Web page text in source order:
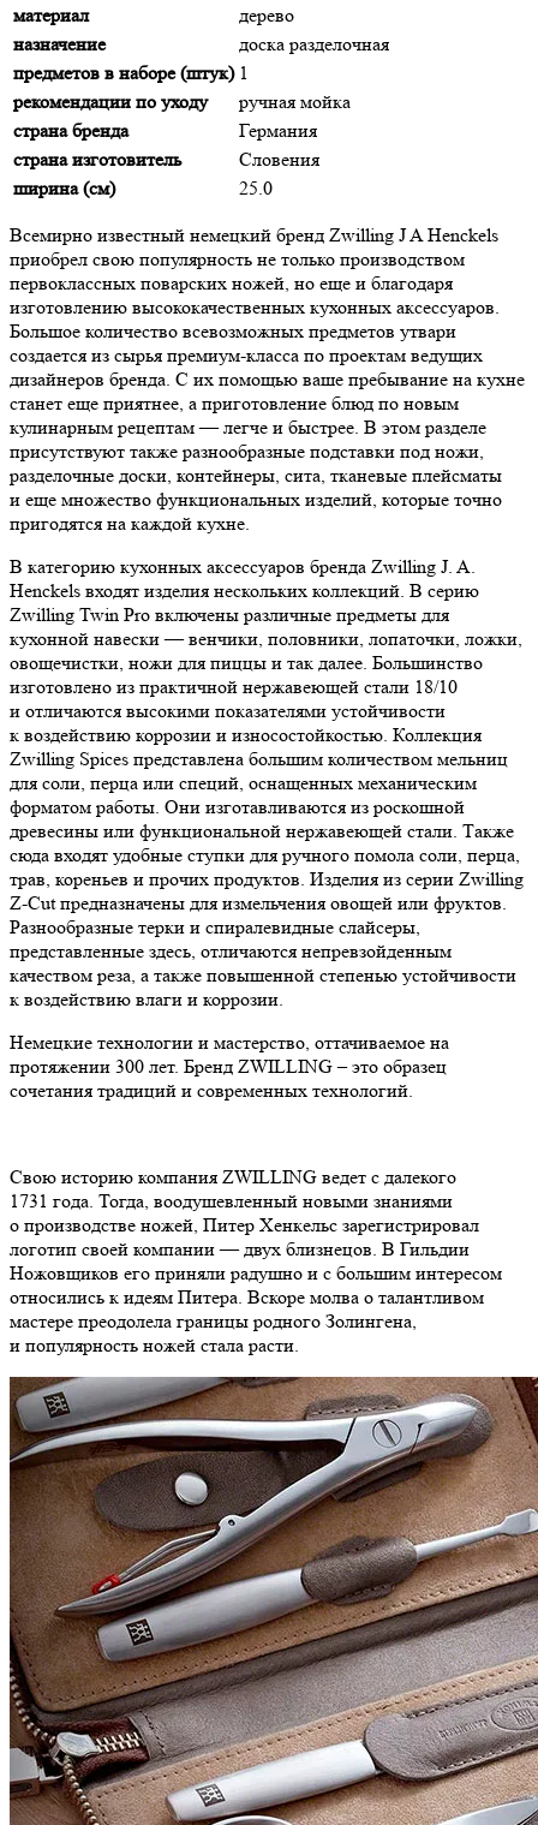
материал
дерево
назначение
доска разделочная
предметов в наборе (штук) 1
рекомендации по уходу
ручная мойка
страна бренда
Германия
страна изготовитель
Словения
ширина (см)
25.0
Всемирно известный немецкий бренд Zwilling J A Henckels
приобрел свою популярность не только производством
первоклассных поварских ножей, но еще и благодаря
изготовлению высококачественных кухонных аксессуаров.
Большое количество всевозможных предметов утвари
создается из сырья премиум-класса по проектам ведущих
дизайнеров бренда. С их помощью ваше пребывание на кухне
станет еще приятнее, а приготовление блюд по новым
кулинарным рецептам — легче и быстрее. В этом разделе
присутствуют также разнообразные подставки под ножи,
разделочные доски, контейнеры, сита, тканевые плейсматы
и еще множество функциональных изделий, которые точно
пригодятся на каждой кухне.
В категорию кухонных аксессуаров бренда Zwilling J. A.
Henckels входят изделия нескольких коллекций. В серию
Zwilling Twin Pro включены различные предметы для
кухонной навески — венчики, половники, лопаточки, ложки,
овощечистки, ножи для пиццы и так далее. Большинство
изготовлено из практичной нержавеющей стали 18/10
и отличаются высокими показателями устойчивости
к воздействию коррозии и износостойкостью. Коллекция
Zwilling Spices представлена большим количеством мельниц
для соли, перца или специй, оснащенных механическим
форматом работы. Они изготавливаются из роскошной
древесины или функциональной нержавеющей стали. Также
сюда входят удобные ступки для ручного помола соли, перца,
трав, кореньев и прочих продуктов. Изделия из серии Zwilling
Z-Cut предназначены для измельчения овощей или фруктов.
Разнообразные терки и спиралевидные слайсеры,
представленные здесь, отличаются непревзойденным
качеством реза, а также повышенной степенью устойчивости
к воздействию влаги и коррозии.
Немецкие технологии и мастерство, оттачиваемое на
протяжении 300 лет. Бренд ZWILLING – это образец
сочетания традиций и современных технологий.
Свою историю компания ZWILLING ведет с далекого
1731 года. Тогда, воодушевленный новыми знаниями
о производстве ножей, Питер Хенкельс зарегистрировал
логотип своей компании — двух близнецов. В Гильдии
Ножовщиков его приняли радушно и с большим интересом
относились к идеям Питера. Вскоре молва о талантливом
мастере преодолела границы родного Золингена,
и популярность ножей стала расти.